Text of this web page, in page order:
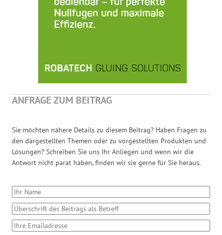
ANFRAGE ZUM BEITRAG
Sie möchten nähere Details zu diesem Beitrag? Haben Fragen zu
den dargestellten Themen oder zu vorgestellten Produkten und
Lösungen? Schreiben Sie uns Ihr Anliegen und wenn wir die
Antwort nicht parat haben, finden wir sie gerne für Sie heraus.